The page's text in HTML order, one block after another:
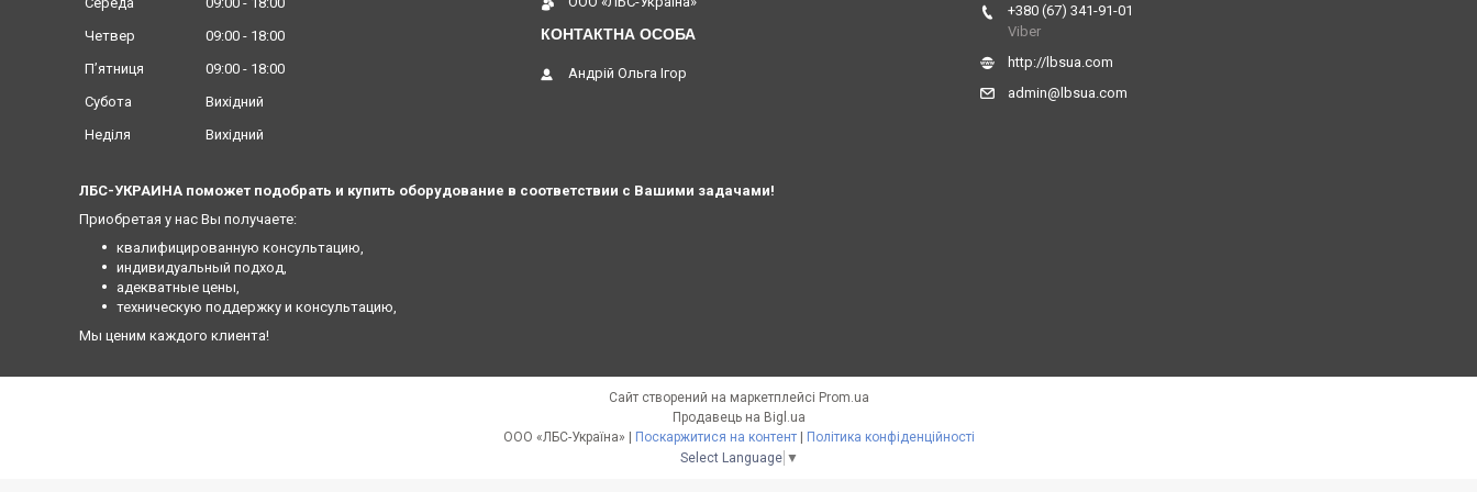
Четвер
09:00
18:00
Пʼятниця
09:00
18:00
Субота
Вихідний
Неділя
Вихідний
Андрій Ольга Ігор
+380 (67) 341-91-01
Viber
http://lbsua.com
admin@lbsua.com
ЛБС-УКРАИНА поможет подобрать и купить оборудование в соответствии с Вашими задачами!
Приобретая у нас Вы получаете:
квалифицированную консультацию,
индивидуальный подход,
адекватные цены,
техническую поддержку и консультацию,
Мы ценим каждого клиента!
Сайт створений на маркетплейсі Prom.ua
Продавець на Bigl.ua
Поскаржитися на контент
Політика конфіденційності
Select Language ▼